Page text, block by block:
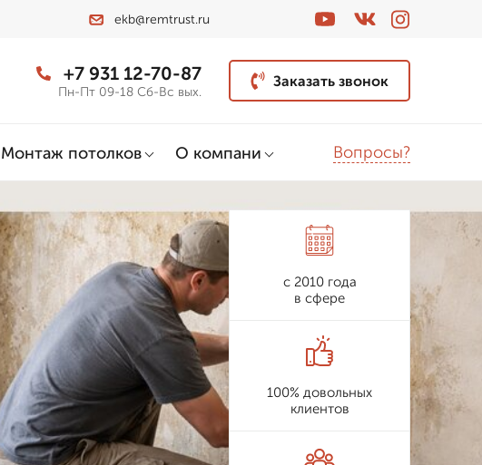
ekb@remtrust.ru
+7 931 12-70-87
Пн-Пт 09-18 Сб-Вс вых.
Заказать звонок
Монтаж потолков О компани Вопросы?
с 2010 года
в сфере
100% довольных
клиентов